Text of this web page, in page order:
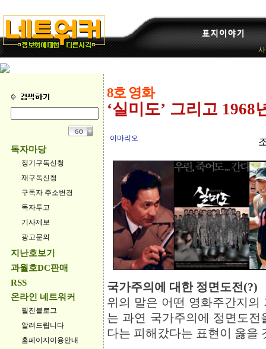
독자마당
정기구독신청
재구독신청
구독자 주소변경
독자투고
기사제보
광고문의
지난호보기
과월호DC판매
RSS
온라인 네트워커
필진블로그
알려드립니다
홈페이지이용안내
8호 영화
‘실미도’ 그리고 1968
이마리오
국가주의에 대한 정면도전(?)
위의 말은 어떤 영화주간지의
는 과연 국가주의에 정면도
다는 피해갔다는 표현이 옳을